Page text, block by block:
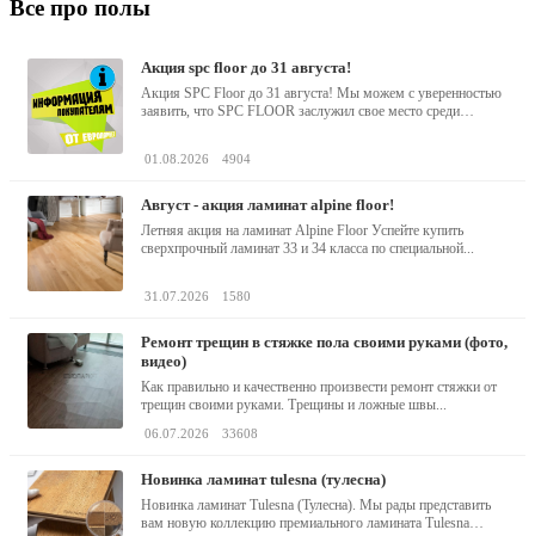
Все про полы
акция spc floor до 31 августа!
Акция SPC Floor до 31 августа! Мы можем с уверенностью
заявить, что SPC FLOOR заслужил свое место среди
01.08.2026 4904
август - акция ламинат alpine floor!
Летняя акция на ламинат Alpine Floor Успейте купить
сверхпрочный ламинат 33 и 34 класса по специальной...
31.07.2026 1580
ремонт трещин в стяжке пола своими руками (фото,
видео)
Как правильно и качественно произвести ремонт стяжки от
трещин своими руками. Трещины и ложные швы...
06.07.2026 33608
новинка ламинат tulesna (тулесна)
Новинка ламинат Tulesna (Тулесна). Мы рады представить
вам новую коллекцию премиального ламината Tulesna